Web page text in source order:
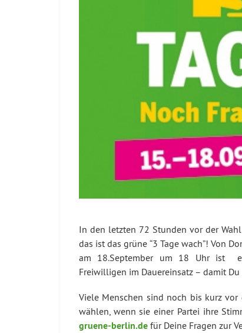
In den letzten 72 Stunden vor der
das ist das grüne “3 Tage wach”! Von
am 18.September um 18 Uhr ist
Freiwilligen im Dauereinsatz – damit
Viele Menschen sind noch bis kurz
wählen, wenn sie einer Partei ihre
gruene-berlin.de für Deine Fragen zur